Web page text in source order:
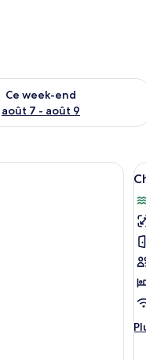
Ce week-end
août 7 - août 9
pour ce week-
d’hôtel dotée d’une